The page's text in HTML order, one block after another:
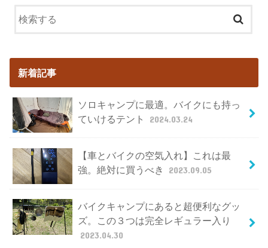
新着記事
ソロキャンプに最適。バイクにも持っ
ていけるテント
2024.03.24
【車とバイクの空気入れ】これは最
強。絶対に買うべき
2023.09.05
バイクキャンプにあると超便利なグッ
ズ。この３つは完全レギュラー入り
2023.04.30